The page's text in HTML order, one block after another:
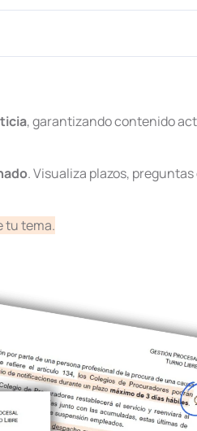
, garantizando contenido
. Visualiza plazos,
tu tema.